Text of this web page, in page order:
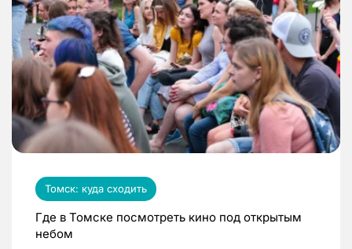
Томск: куда сходить
Где в Томске посмотреть кино под открытым
небом